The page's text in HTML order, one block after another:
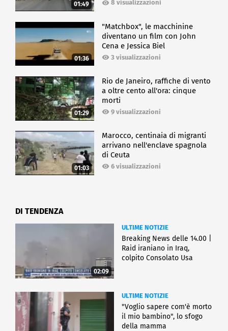
01:49 8 visualizzazioni
01:36
"Matchbox", le macchinine
diventano un film con John
Cena e Jessica Biel
3 visualizzazioni
01:29
Rio de Janeiro, raffiche di vento
a oltre cento all'ora: cinque
morti
9 visualizzazioni
01:03
Marocco, centinaia di migranti
arrivano nell'enclave spagnola
di Ceuta
6 visualizzazioni
DI TENDENZA
02:09
ULTIME NOTIZIE
Breaking News delle 14.00 |
Raid iraniano in Iraq,
colpito Consolato Usa
ULTIME NOTIZIE
"Voglio sapere com'è morto
il mio bambino", lo sfogo
della mamma